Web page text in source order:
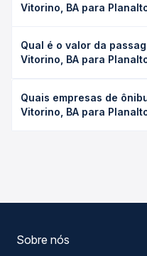
Vitorino, BA para
BA leva em média 1h
viação, o tipo de serviço
exata de cada opção na
Qual é o valor da
Vitorino, BA para
para Planalto, BA custa
conforme a data da
Quais empresas de
Vitorino, BA para
Sobre nós